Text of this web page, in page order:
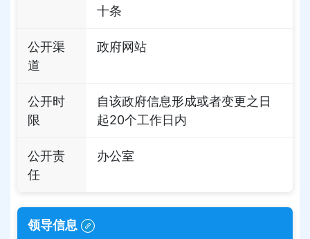
十条
公开渠
道
政府网站
公开时
限
自该政府信息形成或者变更之日
起20个工作日内
公开责
任
办公室
领导信息